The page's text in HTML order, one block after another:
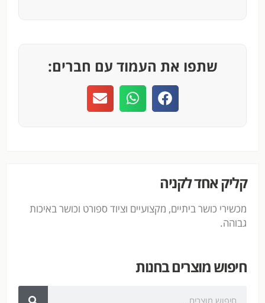
שתפו את העמוד עם חברים:
קליק אחד לקניה
מכשירי כושר ביתיים, מקצועיים וציוד ספורט וכושר באיכות
גבוהה.
חיפוש מוצרים בחנות